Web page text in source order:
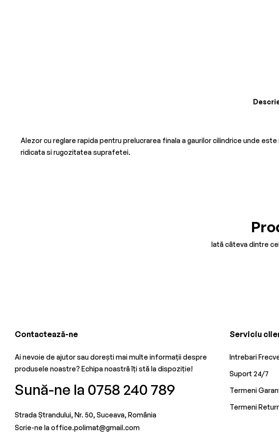
Alezor cu reglare rapida pentru prelucrarea finala a gaurilor cilindrice unde
ridicata si rugozitatea suprafetei.
Iată câteva dintre
Contactează-ne
Ai nevoie de ajutor sau dorești mai multe informații despre
produsele noastre? Echipa noastră îți stă la dispoziție!
Sună-ne la 0758 240 789
Strada Ștrandului, Nr. 50, Suceava, România
Scrie-ne la office.polimat@gmail.com
Serviciu
Intrebari
Suport 24/7
Termeni
Termeni